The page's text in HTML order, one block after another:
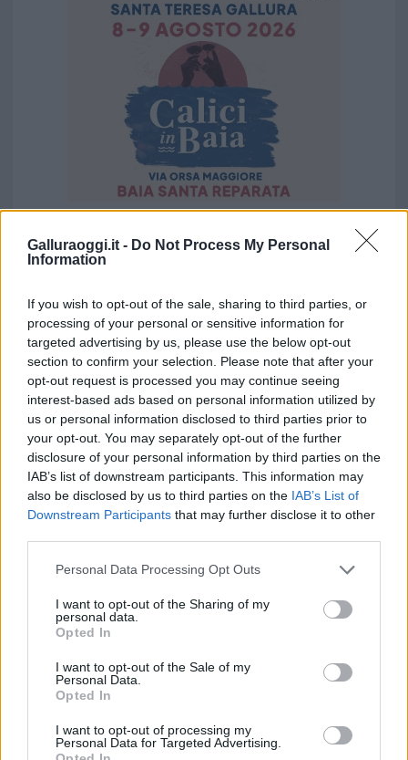
Galluraoggi.it - Do Not Process My Personal
Information
If you wish to opt-out of the sale, sharing to third parties, or
processing of your personal or sensitive information for
targeted advertising by us, please use the below opt-out
section to confirm your selection. Please note that after your
opt-out request is processed you may continue seeing
interest-based ads based on personal information utilized by
us or personal information disclosed to third parties prior to
your opt-out. You may separately opt-out of the further
disclosure of your personal information by third parties on the
IAB’s list of downstream participants. This information may
also be disclosed by us to third parties on the IAB’s List of
Downstream Participants that may further disclose it to other
Please note that this website/app uses one or more Google
not limited to your visit or usage behaviour. You may click to
grant or deny consent to Google and its third-party tags to
use your data for below specified purposes in below Google
consent section.
Personal Data Processing Opt Outs
I want to opt-out of the Sharing of my
personal data.
Opted In
I want to opt-out of the Sale of my
Personal Data.
Opted In
I want to opt-out of processing my
Personal Data for Targeted Advertising.
Vuoi rimuovere le pubblicità nazionali?
Puoi abbonarti asoli € 1,10 al mese
cliccandoqui
Sei già abbonato?
Puoi effettuare l'accesso andando nella
sezioneLogindal menù del sito o
cliccandoqui
Inviaci le tue segnalazioni,
i tuoi video e le tue foto
345 356 7512